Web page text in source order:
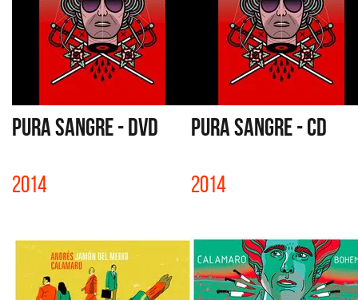
PURA SANGRE - DVD
2014
PURA SANGRE - CD
2014